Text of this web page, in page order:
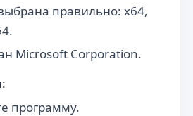
правильно: x64,
Microsoft Corporation.
программу.